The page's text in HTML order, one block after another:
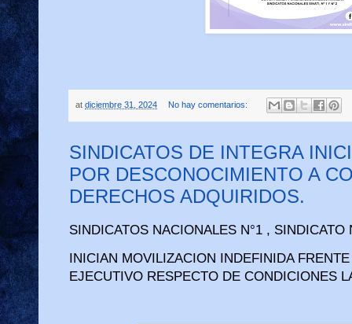
atdiciembre 31, 2024 No hay comentarios:
SINDICATOS DE INTEGRA
POR DESCONOCIMIENTO A
DERECHOS ADQUIRIDOS.
SINDICATOS NACIONALES N°1 , SINDICATO
INICIAN MOVILIZACION INDEFINIDA
EJECUTIVO RESPECTO DE CONDICIONES